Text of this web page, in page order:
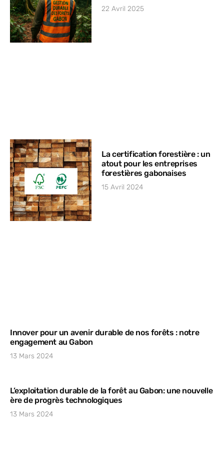
22 Avril 2025
La certification forestière : un
atout pour les entreprises
forestières gabonaises
15 Avril 2024
Innover pour un avenir durable de nos forêts : notre
engagement au Gabon
13 Mars 2024
L’exploitation durable de la forêt au Gabon: une nouvelle
ère de progrès technologiques
13 Mars 2024